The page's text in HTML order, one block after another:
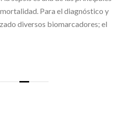
Para el diagnóstico y
diversos biomarcadores; el